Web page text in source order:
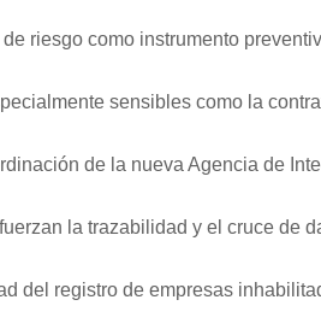
riesgo como instrumento
sensibles como la
de la nueva Agencia de
la trazabilidad y el cruce de
del registro de empresas